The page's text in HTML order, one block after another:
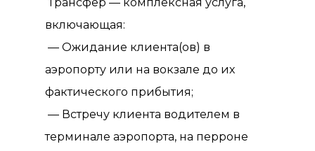
включающая:
— Ожидание клиента(ов) в
аэропорту или на вокзале до их
фактического прибытия;
— Встречу клиента водителем в
терминале аэропорта, на перроне